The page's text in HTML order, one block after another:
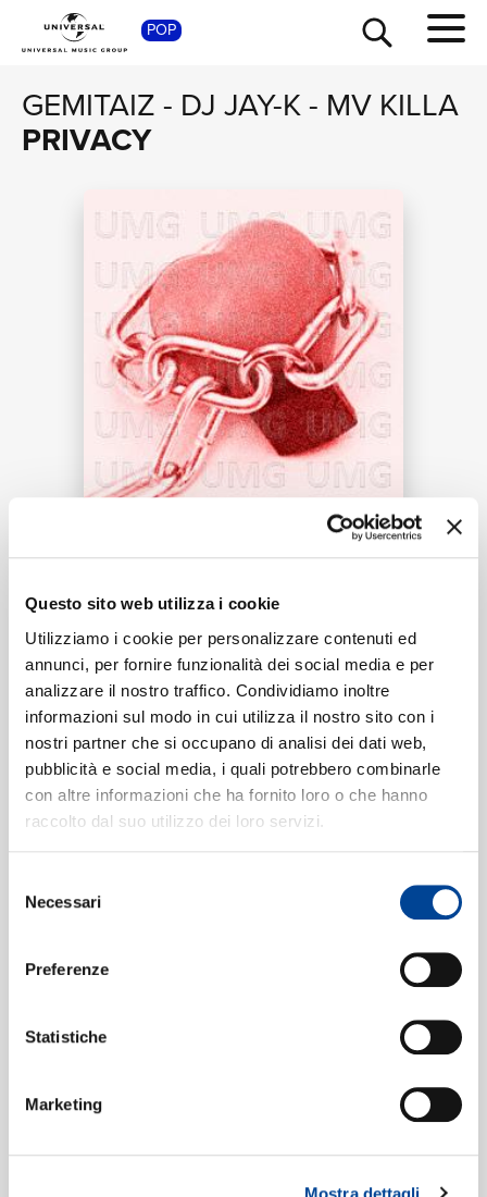
Questo sito web utilizza i cookie
Utilizziamo i cookie per personalizzare contenuti ed
annunci, per fornire funzionalità dei social media e per
analizzare il nostro traffico. Condividiamo inoltre
informazioni sul modo in cui utilizza il nostro sito con i
nostri partner che si occupano di analisi dei dati web,
pubblicità e social media, i quali potrebbero combinarle
con altre informazioni che ha fornito loro o che hanno
raccolto dal suo utilizzo dei loro servizi.
delNecessari
Preferenze
Statistiche
Marketing
Mostra dettagli
POP
GEMITAIZ- DJ JAY-K- MV KILLA
PRIVACY
1 PRIVACY
03:01
Dj Jay-K, Gemitaiz, MV Killa
Formati disponibili:
UPC:00602445671359
SHOP
TOUR NEWS
RICERCA
CHI SIAMO
CONTATTI
NEWSLETTER